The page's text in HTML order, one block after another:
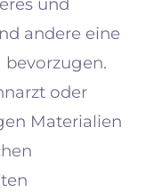
andere eine
bevorzugen.
oder
Materialien